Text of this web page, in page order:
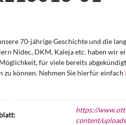
70-jährige Geschichte und die
Nidec, DKM, Kaleja etc. haben wir
für viele bereits
zu können. Nehmen Sie hierfür einfach
https://
content/